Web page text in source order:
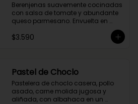
Berenjenas suavemente cocinadas
con salsa de tomate y abundante
queso parmesano. Envuelta en
$3.590
Pastel de Choclo
Pastelera de choclo casera, pollo
asado, carne molida jugosa y
aliñada, con albahaca en un